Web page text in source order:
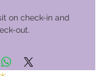
on check-in and
out.